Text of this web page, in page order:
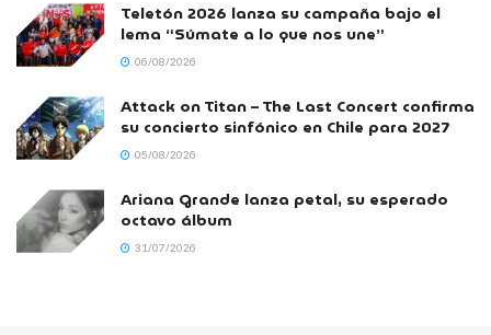
Teletón 2026 lanza su campaña bajo el
lema “Súmate a lo que nos une”
06/08/2026
Attack on Titan – The Last Concert confirma
su concierto sinfónico en Chile para 2027
05/08/2026
Ariana Grande lanza petal, su esperado
octavo álbum
31/07/2026